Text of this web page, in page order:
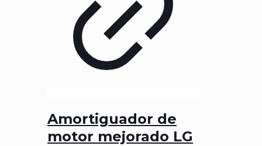
Amortiguador de
motor mejorado LG